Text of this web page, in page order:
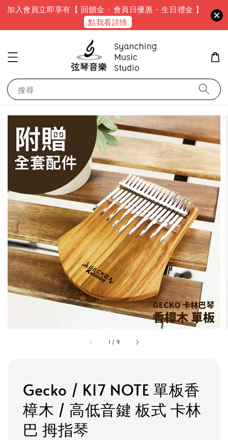
加入會員立即享有【 回饋金 · 會員日優惠 · 生日禮金 】
點我看詳情
搜尋
1 / 9
Gecko / K17 NOTE 單板香
樟木 / 高低音鍵 板式 卡林
巴 拇指琴